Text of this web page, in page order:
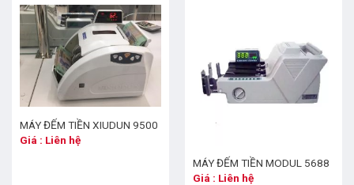
MÁY ĐẾM TIỀN XIUDUN 9500
Giá : Liên hệ
MÁY ĐẾM TIỀN MODUL 5688
Giá : Liên hệ